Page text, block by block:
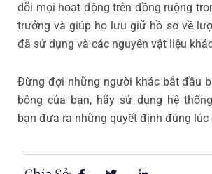
dõi mọi hoạt động trên đồng ruộng
trưởng và giúp họ lưu giữ hồ sơ về
đã sử dụng và các nguyên vật liệu
Đừng đợi những người khác bắt đầu
bông của bạn, hãy sử dụng hệ
bạn đưa ra những quyết định đúng lúc